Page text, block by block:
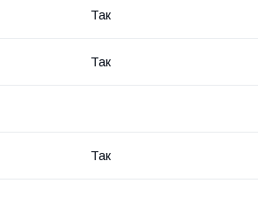
Так
Так
Так